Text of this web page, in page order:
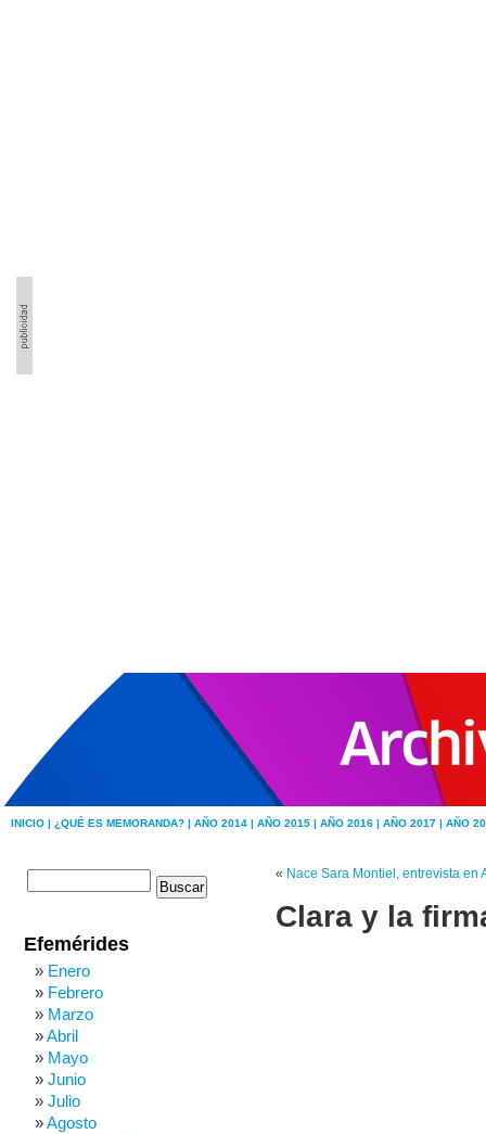
INICIO | ¿QUÉ ES MEMORANDA? | AÑO 2014 | AÑO 2015 | AÑO 2016 | AÑO 2017 | AÑO
« Nace Sara Montiel, entrevista en
Clara y la
Efemérides
Enero
Febrero
Marzo
Abril
Mayo
Junio
Julio
Agosto